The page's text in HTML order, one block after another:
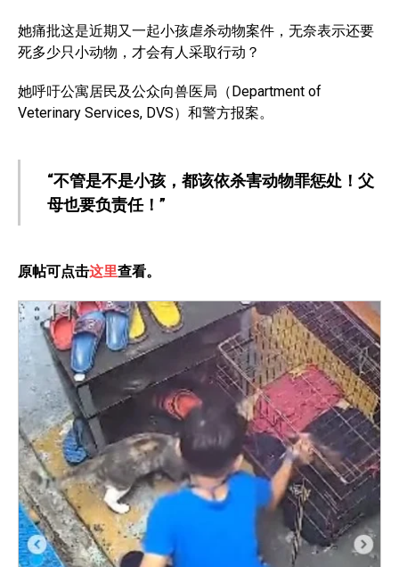
她痛批这是近期又一起小孩虐杀动物案件，无奈表示还要
死多少只小动物，才会有人采取行动？
她呼吁公寓居民及公众向兽医局（Department of
Veterinary Services, DVS）和警方报案。
“不管是不是小孩，都该依杀害动物罪惩处！父
母也要负责任！”
原帖可点击这里查看。